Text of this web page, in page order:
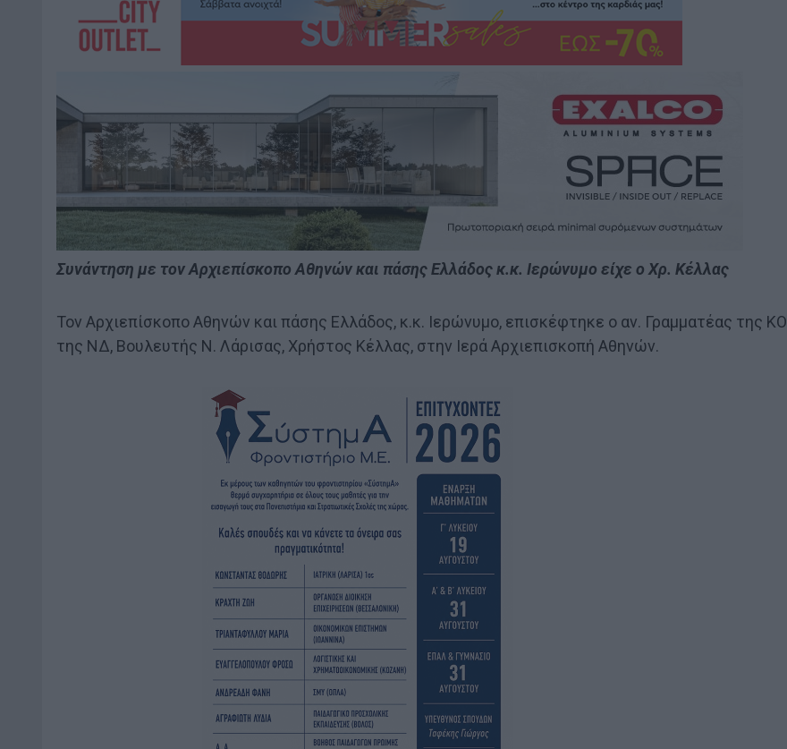
Συνάντηση με τον Αρχιεπίσκοπο Αθηνών και πάσης Ελλάδος κ.κ. Ιερώνυμο είχε ο Χρ. Κέλλας
Τον Αρχιεπίσκοπο Αθηνών και πάσης Ελλάδος, κ.κ. Ιερώνυμο, επισκέφτηκε ο αν. Γραμματέας της ΚΟ
της ΝΔ, Βουλευτής Ν. Λάρισας, Χρήστος Κέλλας, στην Ιερά Αρχιεπισκοπή Αθηνών.